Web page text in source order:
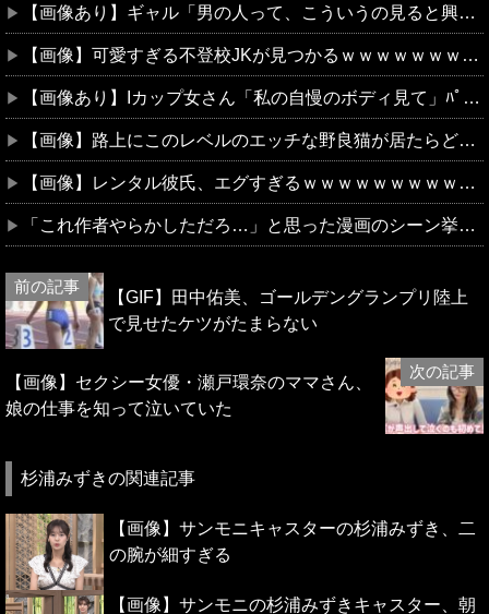
【画像あり】ギャル「男の人って、こういうの見ると興奮するんだよね笑」ﾊﾟｼｬ
【画像】可愛すぎる不登校JKが見つかるｗｗｗｗｗｗｗｗｗｗｗｗ
【画像あり】Iカップ女さん「私の自慢のボディ見て」ﾊﾟｼｬｯ
【画像】路上にこのレベルのエッチな野良猫が居たらどうする？
【画像】レンタル彼氏、エグすぎるｗｗｗｗｗｗｗｗｗｗｗ
「これ作者やらかしただろ…」と思った漫画のシーン挙げてけｗｗｗ
【GIF】田中佑美、ゴールデングランプリ陸上
で見せたケツがたまらない
【画像】セクシー女優・瀬戸環奈のママさん、
娘の仕事を知って泣いていた
杉浦みずきの関連記事
【画像】サンモニキャスターの杉浦みずき、二
の腕が細すぎる
【画像】サンモニの杉浦みずきキャスター、朝